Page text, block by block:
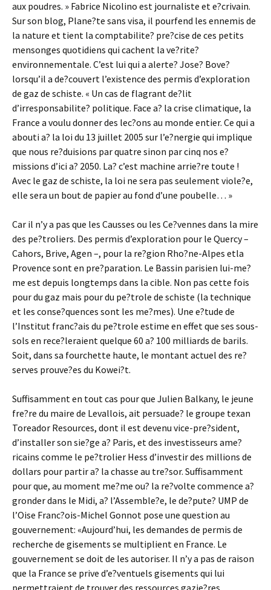
aux poudres. » Fabrice Nicolino est journaliste et e?crivain.
Sur son blog, Plane?te sans visa, il pourfend les ennemis de
la nature et tient la comptabilite? pre?cise de ces petits
mensonges quotidiens qui cachent la ve?rite?
environnementale. C’est lui qui a alerte? Jose? Bove?
lorsqu’il a de?couvert l’existence des permis d’exploration
de gaz de schiste. « Un cas de flagrant de?lit
d’irresponsabilite? politique. Face a? la crise climatique, la
France a voulu donner des lec?ons au monde entier. Ce qui a
abouti a? la loi du 13 juillet 2005 sur l’e?nergie qui implique
que nous re?duisions par quatre sinon par cinq nos e?
missions d’ici a? 2050. La? c’est machine arrie?re toute !
Avec le gaz de schiste, la loi ne sera pas seulement viole?e,
elle sera un bout de papier au fond d’une poubelle… »
Car il n’y a pas que les Causses ou les Ce?vennes dans la mire
des pe?troliers. Des permis d’exploration pour le Quercy –
Cahors, Brive, Agen –, pour la re?gion Rho?ne-Alpes etla
Provence sont en pre?paration. Le Bassin parisien lui-me?
me est depuis longtemps dans la cible. Non pas cette fois
pour du gaz mais pour du pe?trole de schiste (la technique
et les conse?quences sont les me?mes). Une e?tude de
l’Institut franc?ais du pe?trole estime en effet que ses sous-
sols en rece?leraient quelque 60 a? 100 milliards de barils.
Soit, dans sa fourchette haute, le montant actuel des re?
serves prouve?es du Kowei?t.
Suffisamment en tout cas pour que Julien Balkany, le jeune
fre?re du maire de Levallois, ait persuade? le groupe texan
Toreador Resources, dont il est devenu vice-pre?sident,
d’installer son sie?ge a? Paris, et des investisseurs ame?
ricains comme le pe?trolier Hess d’investir des millions de
dollars pour partir a? la chasse au tre?sor. Suffisamment
pour que, au moment me?me ou? la re?volte commence a?
gronder dans le Midi, a? l’Assemble?e, le de?pute? UMP de
l’Oise Franc?ois-Michel Gonnot pose une question au
gouvernement: «Aujourd’hui, les demandes de permis de
recherche de gisements se multiplient en France. Le
gouvernement se doit de les autoriser. Il n’y a pas de raison
que la France se prive d’e?ventuels gisements qui lui
permettraient de trouver des ressources gazie?res